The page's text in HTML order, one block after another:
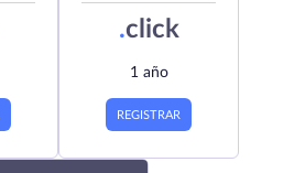
.click
1 año
REGISTRAR